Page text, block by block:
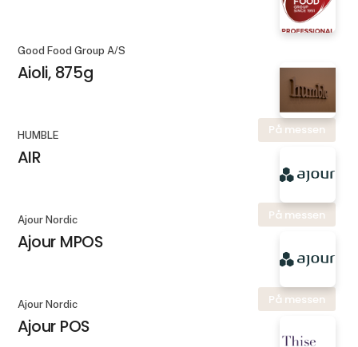
Good Food Group A/S
Aioli, 875g
På messen
HUMBLE
AIR
På messen
Ajour Nordic
Ajour MPOS
På messen
Ajour Nordic
Ajour POS